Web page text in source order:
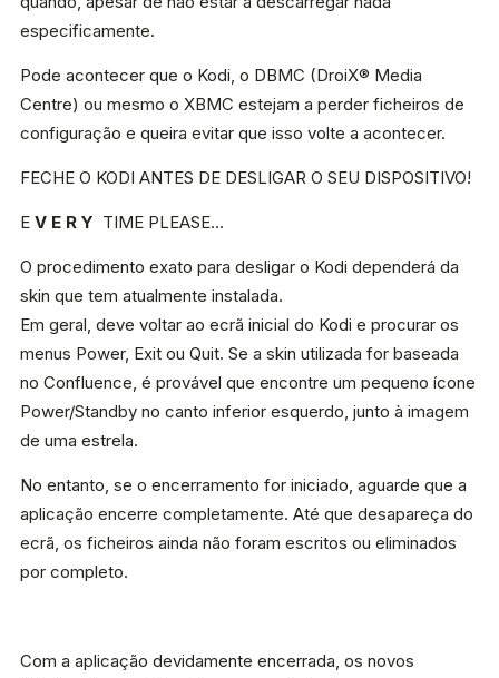
especificamente.
Pode acontecer que o Kodi, o DBMC (DroiX® Media
Centre) ou mesmo o XBMC estejam a perder ficheiros de
configuração e queira evitar que isso volte a acontecer.
FECHE O KODI ANTES DE DESLIGAR O SEU DISPOSITIVO!
E V E R Y TIME PLEASE…
O procedimento exato para desligar o Kodi dependerá da
skin que tem atualmente instalada.
Em geral, deve voltar ao ecrã inicial do Kodi e procurar os
menus Power, Exit ou Quit. Se a skin utilizada for baseada
no Confluence, é provável que encontre um pequeno ícone
Power/Standby no canto inferior esquerdo, junto à imagem
de uma estrela.
No entanto, se o encerramento for iniciado, aguarde que a
aplicação encerre completamente. Até que desapareça do
ecrã, os ficheiros ainda não foram escritos ou eliminados
por completo.
Com a aplicação devidamente encerrada, os novos